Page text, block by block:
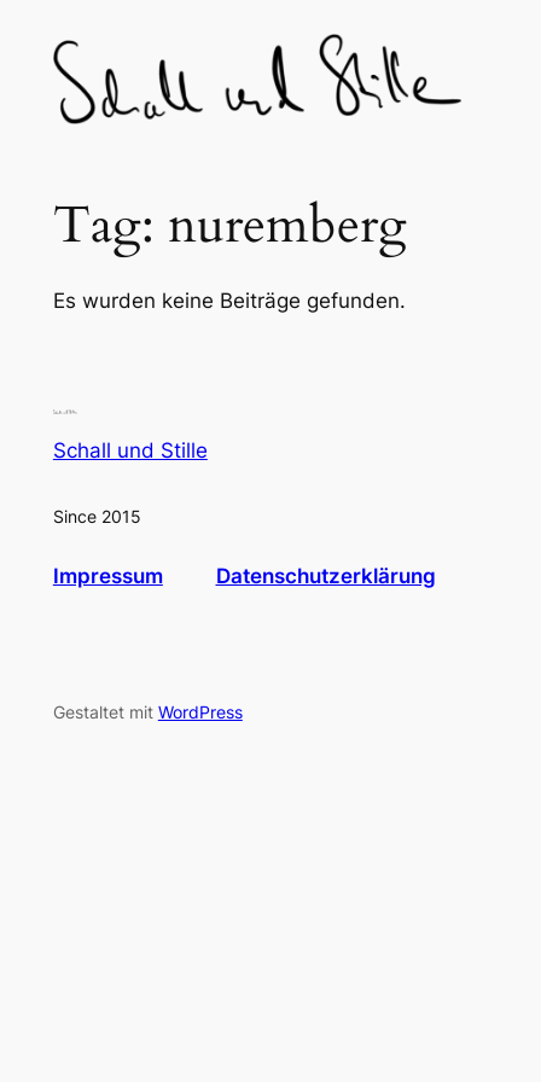
content
Tag: nuremberg
Es wurden keine Beiträge gefunden.
Schall und Stille
Since 2015
Impressum Datenschutzerklärung
Gestaltet mit WordPress